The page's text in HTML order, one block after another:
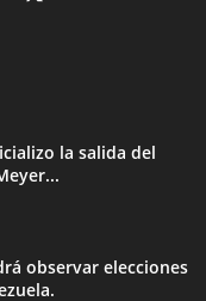
la salida del
observar elecciones